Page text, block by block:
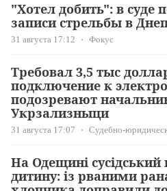
"Хотел добить": в суде
записи стрельбы в
31 августа 17:12 Фокус
Требовал 3,5 тыс
подключение к
подозревают
Укрзализныци
31 августа 17:07 Судебно-
На Одещині сусідський
дитину: із рваними